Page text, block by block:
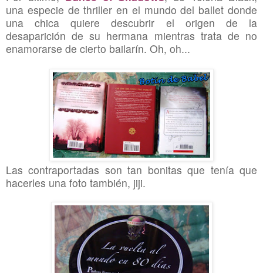
una especie de thriller en el mundo del ballet donde
una chica quiere descubrir el origen de la
desaparición de su hermana mientras trata de no
enamorarse de cierto bailarín. Oh, oh...
Las contraportadas son tan bonitas que tenía que
hacerles una foto también, jiji.